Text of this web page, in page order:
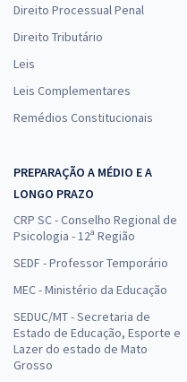
Direito Processual Penal
Direito Tributário
Leis
Leis Complementares
Remédios Constitucionais
PREPARAÇÃO A MÉDIO E A
LONGO PRAZO
CRP SC - Conselho Regional de
Psicologia - 12ª Região
SEDF - Professor Temporário
MEC - Ministério da Educação
SEDUC/MT - Secretaria de
Estado de Educação, Esporte e
Lazer do estado de Mato
Grosso